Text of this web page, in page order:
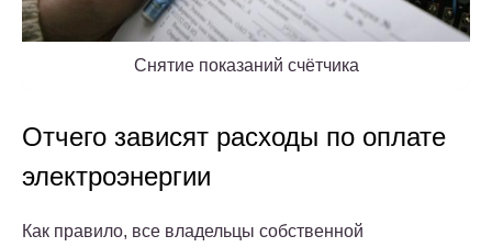
Снятие показаний счётчика
Отчего зависят расходы по оплате
электроэнергии
Как правило, все владельцы собственной